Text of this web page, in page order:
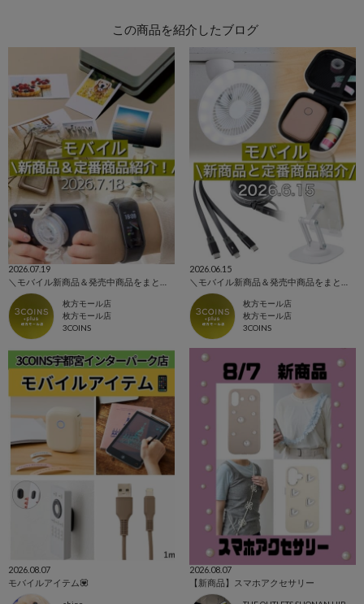
この商品を紹介したブログ
2026.07.19
枚方モール店
枚方モール店
3COINS
2026.06.15
枚方モール店
枚方モール店
3COINS
2026.08.07
モバイルアイテム💟
2026.08.07
【新商品】スマホアクセサリー